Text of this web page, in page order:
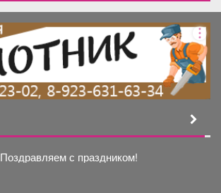
Поздравляем с праздником!